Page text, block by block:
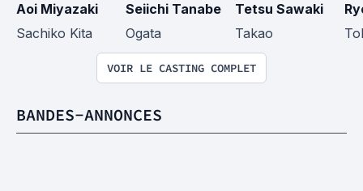
Aoi Miyazaki
Sachiko Kita
Seiichi Tanabe
Ogata
Tetsu Sawaki
Takao
VOIR LE CASTING COMPLET
BANDES-ANNONCES